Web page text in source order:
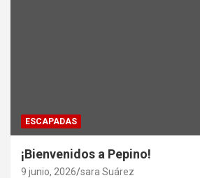
ESCAPADAS
¡Bienvenidos a Pepino!
9 junio, 2026 sara Suárez